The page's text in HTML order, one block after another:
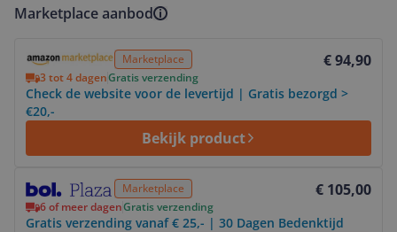
Marketplace aanbod
Marketplace € 94,90
3 tot 4 dagenGratis verzending
Check de website voor de levertijd | Gratis bezorgd >
€20,-
Bekijk product
Marketplace € 105,00
6 of meer dagenGratis verzending
Gratis verzending vanaf € 25,- | 30 Dagen Bedenktijd